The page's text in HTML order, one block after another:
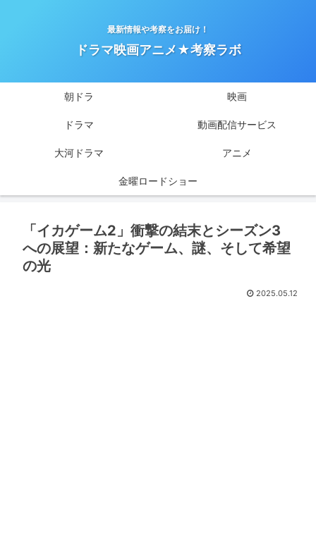
最新情報や考察をお届け！
ドラマ映画アニメ★考察ラボ
朝ドラ 映画
ドラマ 動画配信サービス
大河ドラマ アニメ
金曜ロードショー
「イカゲーム2」衝撃の結末とシーズン3
への展望：新たなゲーム、謎、そして希望
の光
2025.05.12